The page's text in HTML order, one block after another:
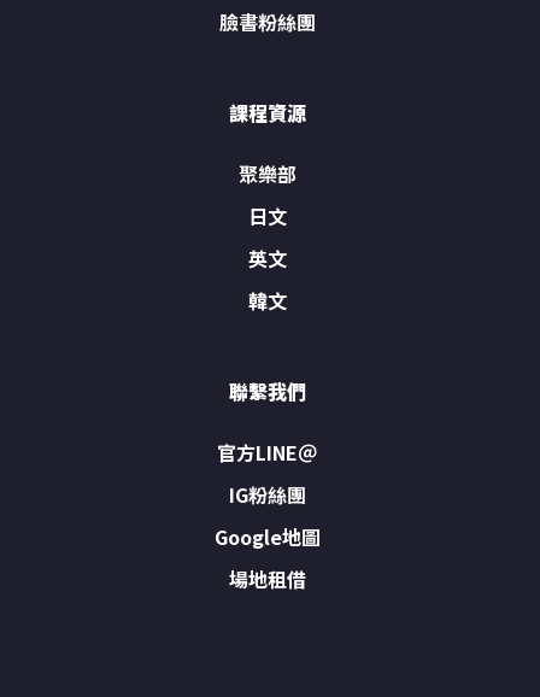
臉書粉絲團
課程資源
聚樂部
日文
英文
韓文
聯繫我們
官方LINE＠
IG粉絲團
Google地圖
場地租借